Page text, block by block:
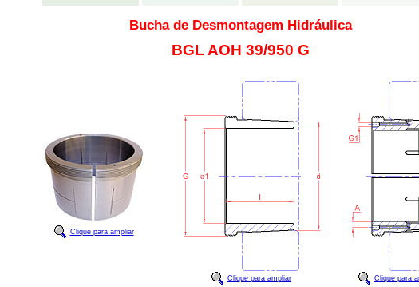
Bucha de Desmontagem Hidráulica
BGL AOH 39/950 G
Clique para ampliar
Clique para ampliar Clique para